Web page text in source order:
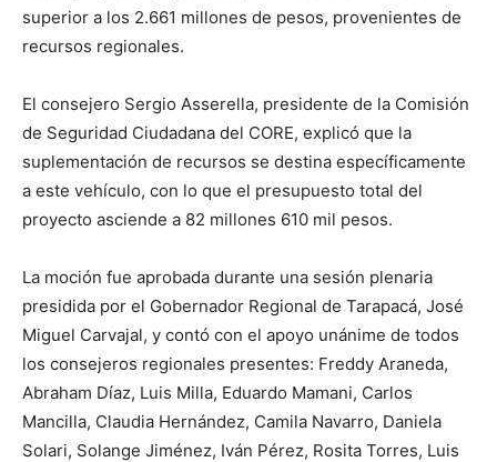
superior a los 2.661 millones de pesos, provenientes de
recursos regionales.
El consejero Sergio Asserella, presidente de la Comisión
de Seguridad Ciudadana del CORE, explicó que la
suplementación de recursos se destina específicamente
a este vehículo, con lo que el presupuesto total del
proyecto asciende a 82 millones 610 mil pesos.
La moción fue aprobada durante una sesión plenaria
presidida por el Gobernador Regional de Tarapacá, José
Miguel Carvajal, y contó con el apoyo unánime de todos
los consejeros regionales presentes: Freddy Araneda,
Abraham Díaz, Luis Milla, Eduardo Mamani, Carlos
Mancilla, Claudia Hernández, Camila Navarro, Daniela
Solari, Solange Jiménez, Iván Pérez, Rosita Torres, Luis